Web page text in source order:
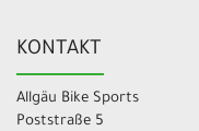
KONTAKT
Allgäu Bike Sports
Poststraße 5